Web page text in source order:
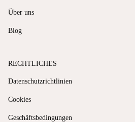
Über uns
Blog
RECHTLICHES
Datenschutzrichtlinien
Cookies
Geschäftsbedingungen